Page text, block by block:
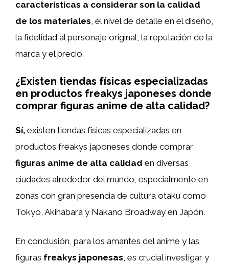
características a considerar son la calidad
de los materiales, el nivel de detalle en el diseño,
la fidelidad al personaje original, la reputación de la
marca y el precio.
¿Existen tiendas físicas especializadas
en productos freakys japoneses donde
comprar figuras anime de alta calidad?
Sí, existen tiendas físicas especializadas en
productos freakys japoneses donde comprar
figuras anime de alta calidad en diversas
ciudades alrededor del mundo, especialmente en
zonas con gran presencia de cultura otaku como
Tokyo, Akihabara y Nakano Broadway en Japón.
En conclusión, para los amantes del anime y las
figuras freakys japonesas, es crucial investigar y